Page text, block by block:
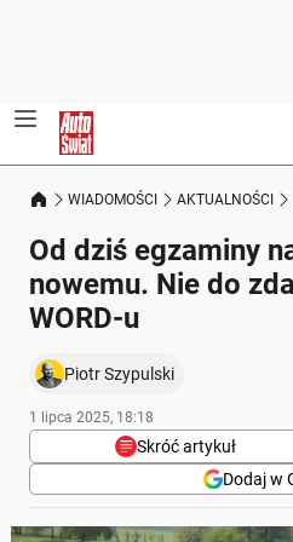
WIADOMOŚCI AKTUALNOŚCI
Od dziś egzaminy
nowemu. Nie do
WORD-u
Piotr Szypulski
1 lipca 2025, 18:18
Skróć artykuł
Dodaj w